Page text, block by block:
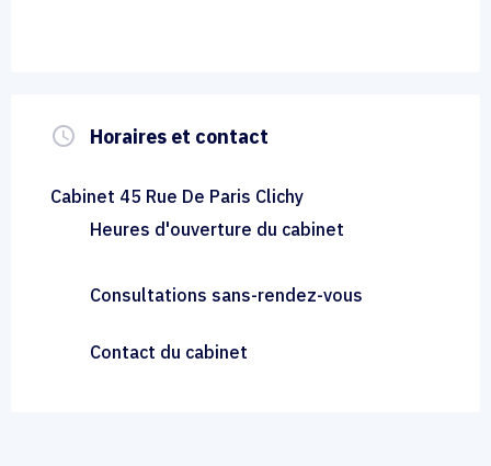
query_builder Horaires et contact
Cabinet 45 Rue De Paris Clichy
Heures d'ouverture du cabinet
Consultations sans-rendez-vous
Contact du cabinet